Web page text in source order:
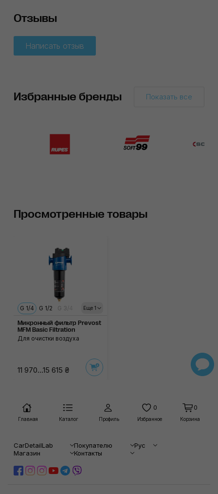
Отзывы
Написать отзыв
Избранные бренды Показать все
Просмотренные товары
Еще 1
G 1/4 G 1/2 G 3/4
Микронный фильтр Prevost
MFM Basic Filtration
Для очистки воздуха
11 970...15 615 ₴
Главная Каталог Профиль
0
Избранное
0
Корзина
CarDetailLab Покупателю
Рус
Магазин
Контакты